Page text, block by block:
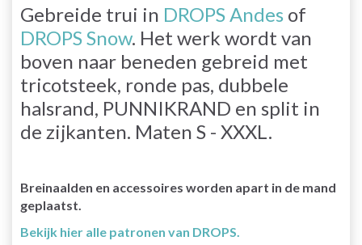
Gebreide trui in DROPS Andes of
DROPS Snow. Het werk wordt van
boven naar beneden gebreid met
tricotsteek, ronde pas, dubbele
halsrand, PUNNIKRAND en split in
de zijkanten. Maten S - XXXL.
Breinaalden en accessoires worden apart in de mand
geplaatst.
Bekijk hier alle patronen van DROPS.